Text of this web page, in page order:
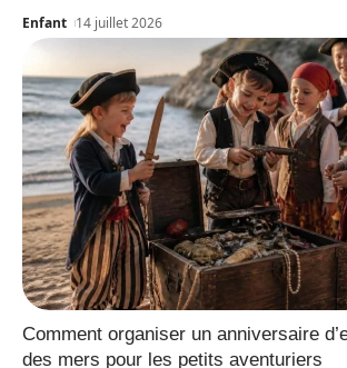
Enfant 14 juillet 2026
Comment organiser un anniversaire
des mers pour les petits aventuriers